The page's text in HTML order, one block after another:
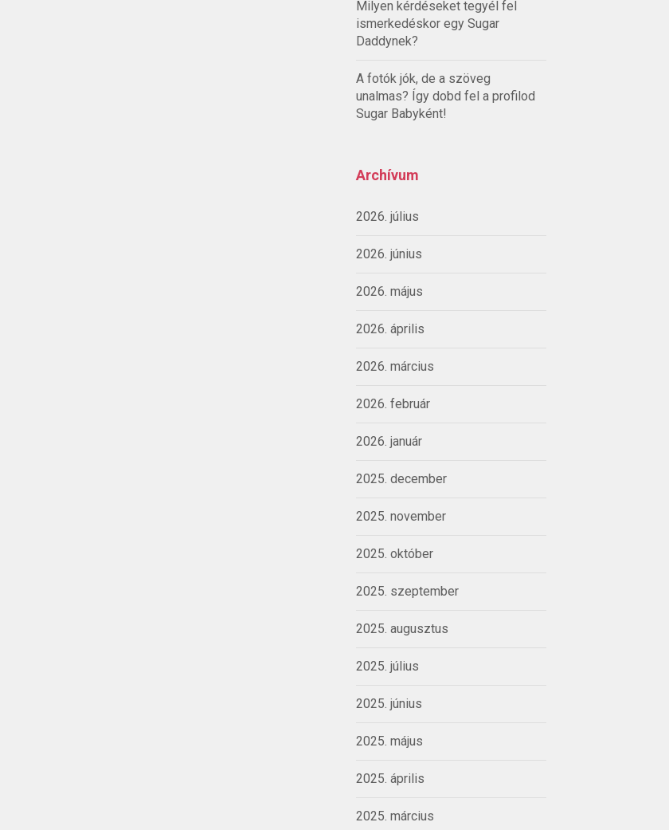
Milyen kérdéseket tegyél fel
ismerkedéskor egy Sugar
Daddynek?
A fotók jók, de a szöveg
unalmas? Így dobd fel a profilod
Sugar Babyként!
Archívum
2026. július
2026. június
2026. május
2026. április
2026. március
2026. február
2026. január
2025. december
2025. november
2025. október
2025. szeptember
2025. augusztus
2025. július
2025. június
2025. május
2025. április
2025. március